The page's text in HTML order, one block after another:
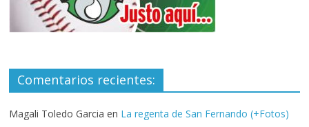
Comentarios recientes:
Magali Toledo Garcia en La regenta de San Fernando (+Fotos)